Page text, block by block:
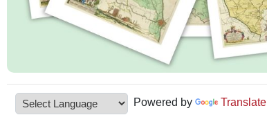
Powered by Translate